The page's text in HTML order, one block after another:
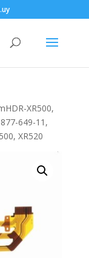
XR500,
649-11,
XR520